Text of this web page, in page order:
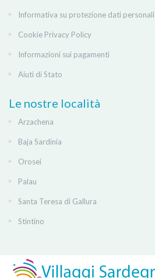
Informativa su protezione dati personali
Cookie Privacy Policy
Informazioni sui pagamenti
Aiuti di Stato
Le nostre località
Arzachena
Baja Sardinia
Orosei
Palau
Santa Teresa di Gallura
Stintino